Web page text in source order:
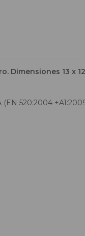
Dimensiones 13 x
520:2004